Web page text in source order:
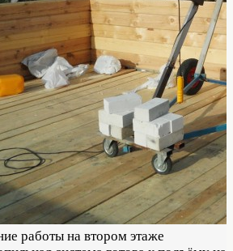
работы на втором этаже